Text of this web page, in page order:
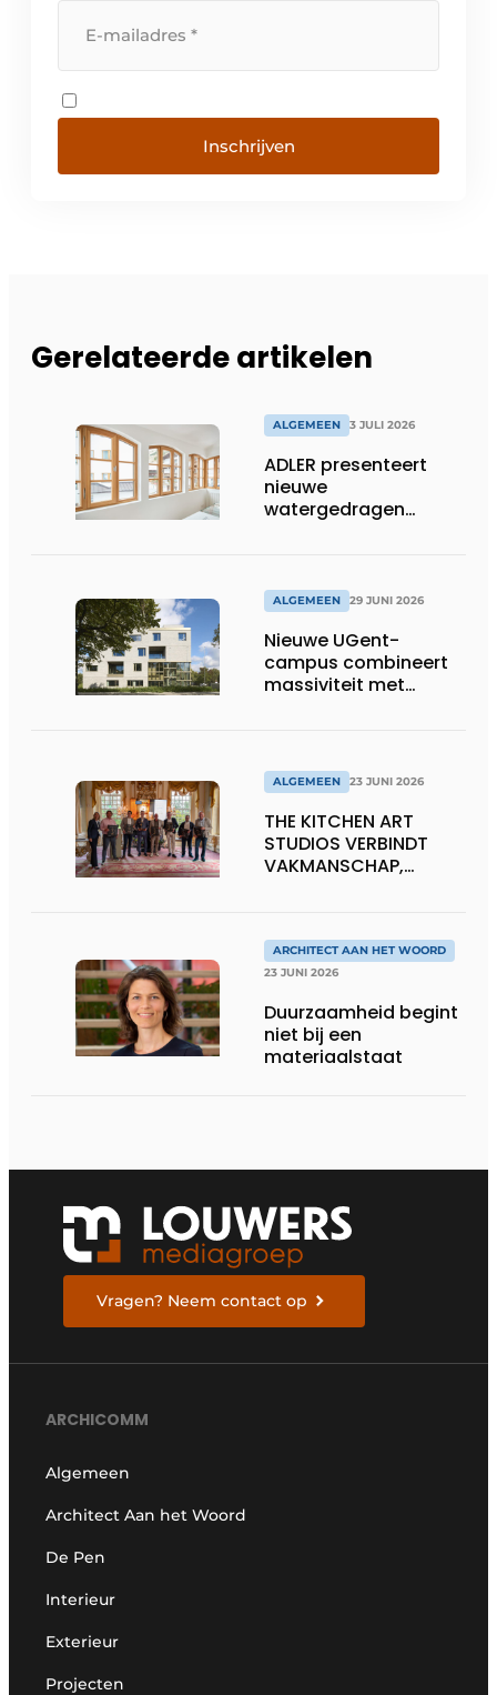
Inschrijven
Gerelateerde artikelen
ALGEMEEN 3 JULI 2026
ADLER presenteert
nieuwe
watergedragen
ALGEMEEN 29 JUNI 2026
Nieuwe UGent-
campus combineert
massiviteit met
ALGEMEEN 23 JUNI 2026
THE KITCHEN ART
STUDIOS VERBINDT
VAKMANSCHAP,
TOEKOMST
ARCHITECT AAN HET WOORD
23 JUNI 2026
Duurzaamheid begint
niet bij een
materiaalstaat
Vragen? Neem contact op
ARCHICOMM
Algemeen
Architect Aan het Woord
De Pen
Interieur
Exterieur
Projecten